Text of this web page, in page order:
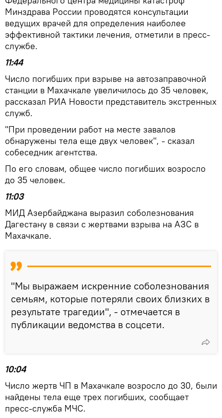
Минздрава России проводятся консультации
ведущих врачей для определения наиболее
эффективной тактики лечения, отметили в пресс-
службе.
11:44
Число погибших при взрыве на автозаправочной
станции в Махачкале увеличилось до 35 человек,
рассказал РИА Новости представитель экстренных
служб.
"При проведении работ на месте завалов
обнаружены тела еще двух человек", - сказал
собеседник агентства.
По его словам, общее число погибших возросло
до 35 человек.
11:03
МИД Азербайджана выразил соболезнования
Дагестану в связи с жертвами взрыва на АЗС в
Махачкале.
"Мы выражаем искренние соболезнования
семьям, которые потеряли своих близких в
результате трагедии", - отмечается в
публикации ведомства в соцсети.
10:04
Число жертв ЧП в Махачкале возросло до 30, были
найдены тела еще трех погибших, сообщает
пресс-служба МЧС.